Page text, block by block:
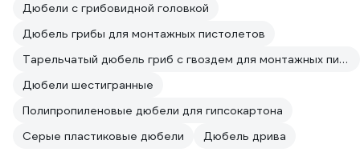
Дюбели с грибовидной головкой
Дюбель грибы для монтажных пистолетов
Тарельчатый дюбель гриб с гвоздем для монтажных пистолетов
Дюбели шестигранные
Полипропиленовые дюбели для гипсокартона
Серые пластиковые дюбели
Дюбель дрива